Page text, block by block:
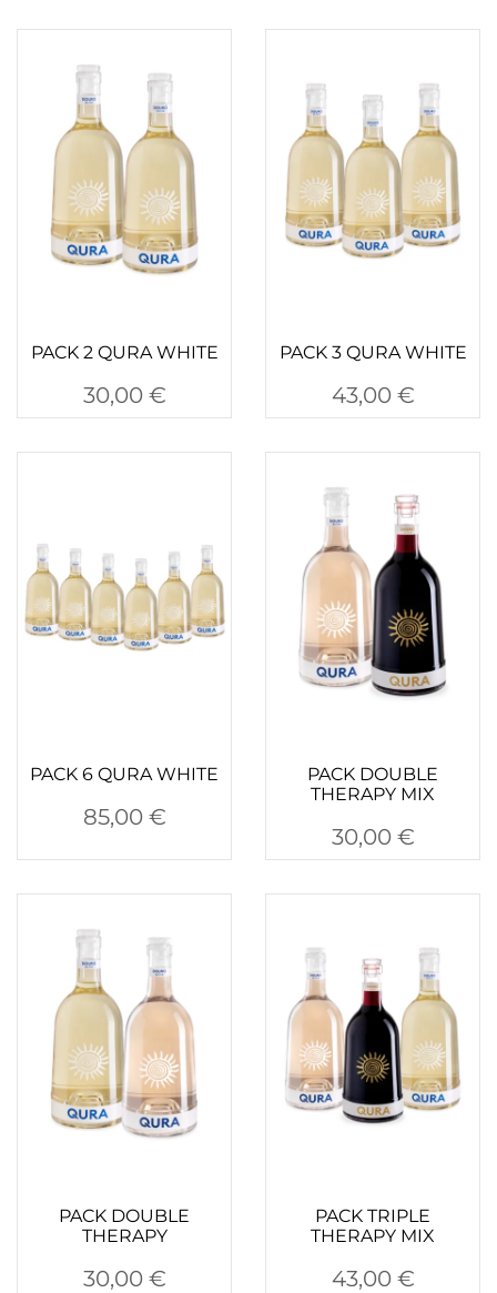
PACK 2 QURA WHITE
30,00 €
PACK 3 QURA WHITE
43,00 €
PACK 6 QURA WHITE
85,00 €
PACK DOUBLE
THERAPY MIX
30,00 €
PACK DOUBLE
THERAPY
30,00 €
PACK TRIPLE
THERAPY MIX
43,00 €